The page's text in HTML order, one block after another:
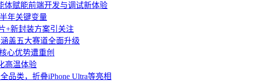
体赋能前端开发与调试新体验
年关键变量
+新封装方案引关注
盖五大赛道全面升级
心优势遭重创
高温体验
品类，折叠iPhone Ultra等亮相